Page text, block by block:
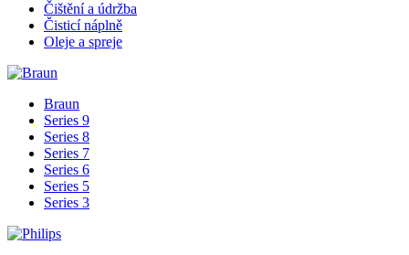
Čištění a údržba
Čisticí náplně
Oleje a spreje
Braun
Series 9
Series 8
Series 7
Series 6
Series 5
Series 3